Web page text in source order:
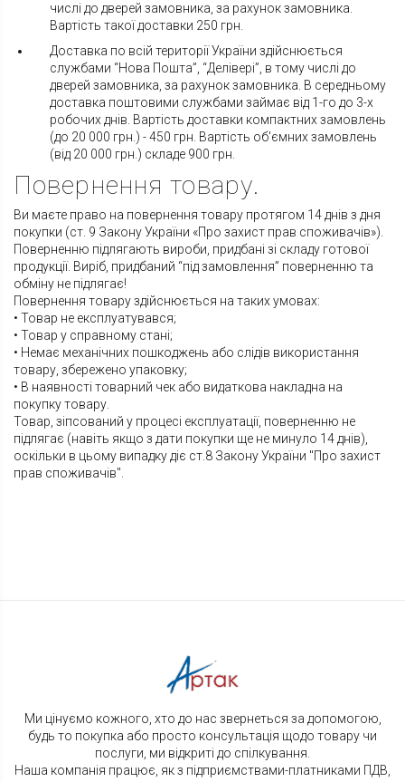
числі до дверей замовника, за рахунок замовника.
Вартість такої доставки 250 грн.
Доставка по всій території України здійснюється
службами “Нова Пошта”, “Делівері”, в тому числі до
дверей замовника, за рахунок замовника. В середньому
доставка поштовими службами займає від 1-го до 3-х
робочих днів. Вартість доставки компактних замовлень
(до 20 000 грн.) - 450 грн. Вартість об'ємних замовлень
(від 20 000 грн.) складе 900 грн.
Повернення товару.
Ви маєте право на повернення товару протягом 14 днів з дня
покупки (ст. 9 Закону України «Про захист прав споживачів»).
Поверненню підлягають вироби, придбані зі складу готової
продукції. Виріб, придбаний “під замовлення” поверненню та
обміну не підлягає!
Повернення товару здійснюється на таких умовах:
• Товар не експлуатувався;
• Товар у справному стані;
• Немає механічних пошкоджень або слідів використання
товару, збережено упаковку;
• В наявності товарний чек або видаткова накладна на
покупку товару.
Товар, зіпсований у процесі експлуатації, поверненню не
підлягає (навіть якщо з дати покупки ще не минуло 14 днів),
оскільки в цьому випадку діє ст.8 Закону України "Про захист
прав споживачів".
Ми цінуємо кожного, хто до нас звернеться за допомогою,
будь то покупка або просто консультація щодо товару чи
послуги, ми відкриті до спілкування.
Наша компанія працює, як з підприємствами-платниками ПДВ,